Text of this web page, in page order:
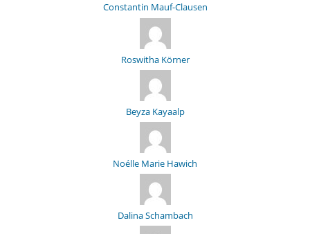
Constantin Mauf-Clausen
Roswitha Körner
Beyza Kayaalp
Noélle Marie Hawich
Dalina Schambach